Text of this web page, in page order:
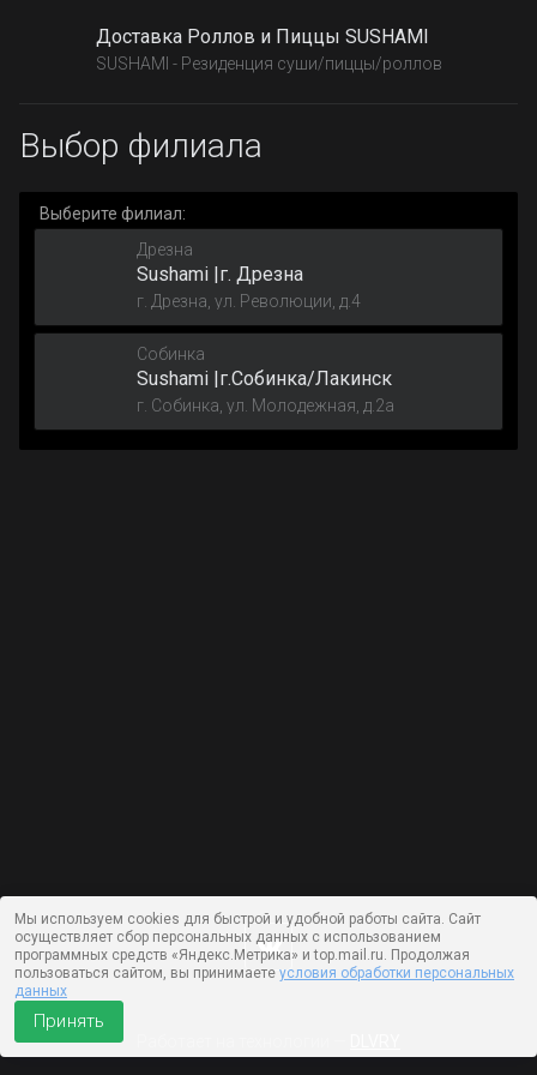
Доставка Роллов и Пиццы SUSHAMI
SUSHAMI - Резиденция суши/пиццы/роллов
Выбор филиала
Выберите филиал:
Дрезна
Sushami |г. Дрезна
г. Дрезна, ул. Революции, д.4
Собинка
Sushami |г.Собинка/Лакинск
г. Собинка, ул. Молодежная, д.2а
Мы используем cookies для быстрой и удобной работы сайта. Сайт
осуществляет сбор персональных данных с использованием
программных средств «Яндекс.Метрика» и top.mail.ru. Продолжая
пользоваться сайтом, вы принимаете условия обработки персональных
данных
Принять